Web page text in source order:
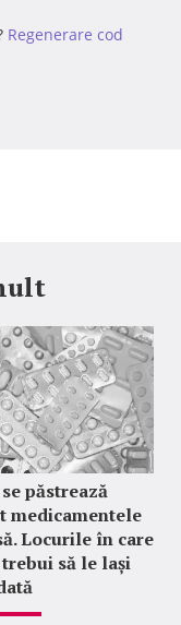
Regenerare cod
păstrează
medicamentele
Locurile în care
să le lași